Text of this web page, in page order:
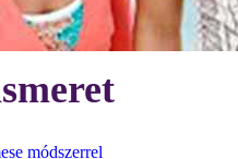
módszerrel